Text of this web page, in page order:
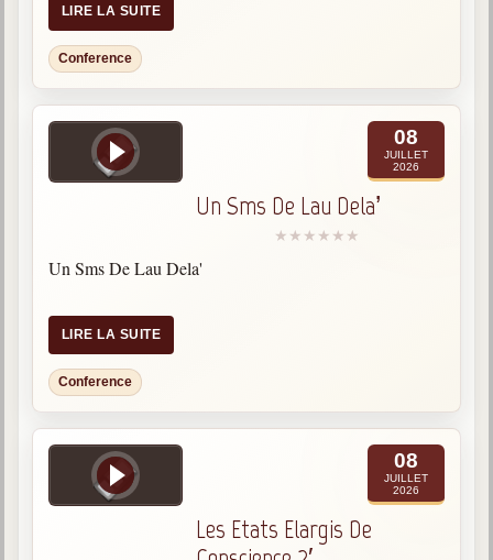
France
Belgique, Lux. et Canada
Fédérations spirites
Médias spirites
LIRE LA SUITE
Conference
08
JUILLET
2026
Un Sms De Lau Dela’
Un Sms De Lau Dela'
LIRE LA SUITE
Conference
08
JUILLET
2026
Les Etats Elargis De